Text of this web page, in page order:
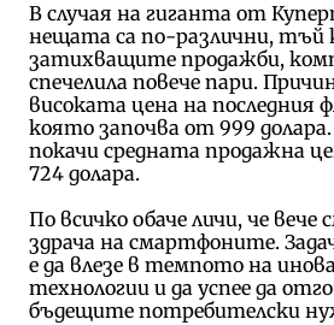
В случая на гиганта от
нещата са по-различни, тъй
затихващите продажби,
спечелила повече пари.
високата цена на последния
която започва от 999
покачи средната продажна
724 долара.
По всичко обаче личи, че вече
здрача на смартфоните.
е да влезе в темпото на
технологии и да успее да
бъдещите потребителски